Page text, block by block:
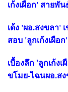
เก้งเผือก' สายพั
เด้ง 'ผอ.สงขลา'
สอบ 'ลูกเก้งเผือ
เบื้องลึก 'ลูกเก้ง
ขโมย-ไฉนผอ.ส